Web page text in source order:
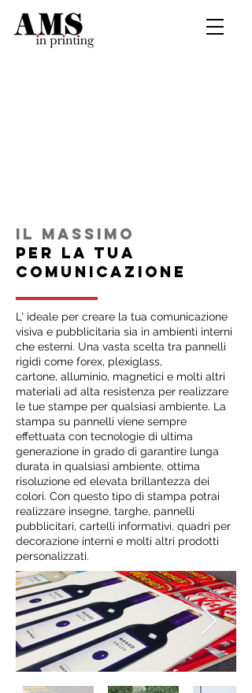
IL MASSIMO
PER LA TUA
COMUNICAZIONE
L' ideale per creare la tua comunicazione
visiva e pubblicitaria sia in ambienti interni
che esterni. Una vasta scelta tra pannelli
rigidi come forex, plexiglass,
cartone, alluminio, magnetici e molti altri
materiali ad alta resistenza per realizzare
le tue stampe per qualsiasi ambiente. La
stampa su pannelli viene sempre
effettuata con tecnologie di ultima
generazione in grado di garantire lunga
durata in qualsiasi ambiente, ottima
risoluzione ed elevata brillantezza dei
colori. Con questo tipo di stampa potrai
realizzare insegne, targhe, pannelli
pubblicitari, cartelli informativi, quadri per
decorazione interni e molti altri prodotti
personalizzati.